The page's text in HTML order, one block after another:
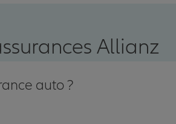
Allianz
auto ?